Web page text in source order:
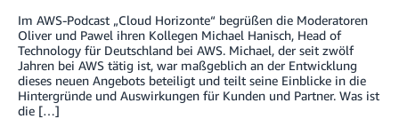
Im AWS-Podcast „Cloud Horizonte“ begrüßen die Moderatoren
Oliver und Pawel ihren Kollegen Michael Hanisch, Head of
Technology für Deutschland bei AWS. Michael, der seit zwölf
Jahren bei AWS tätig ist, war maßgeblich an der Entwicklung
dieses neuen Angebots beteiligt und teilt seine Einblicke in die
Hintergründe und Auswirkungen für Kunden und Partner. Was ist
die […]